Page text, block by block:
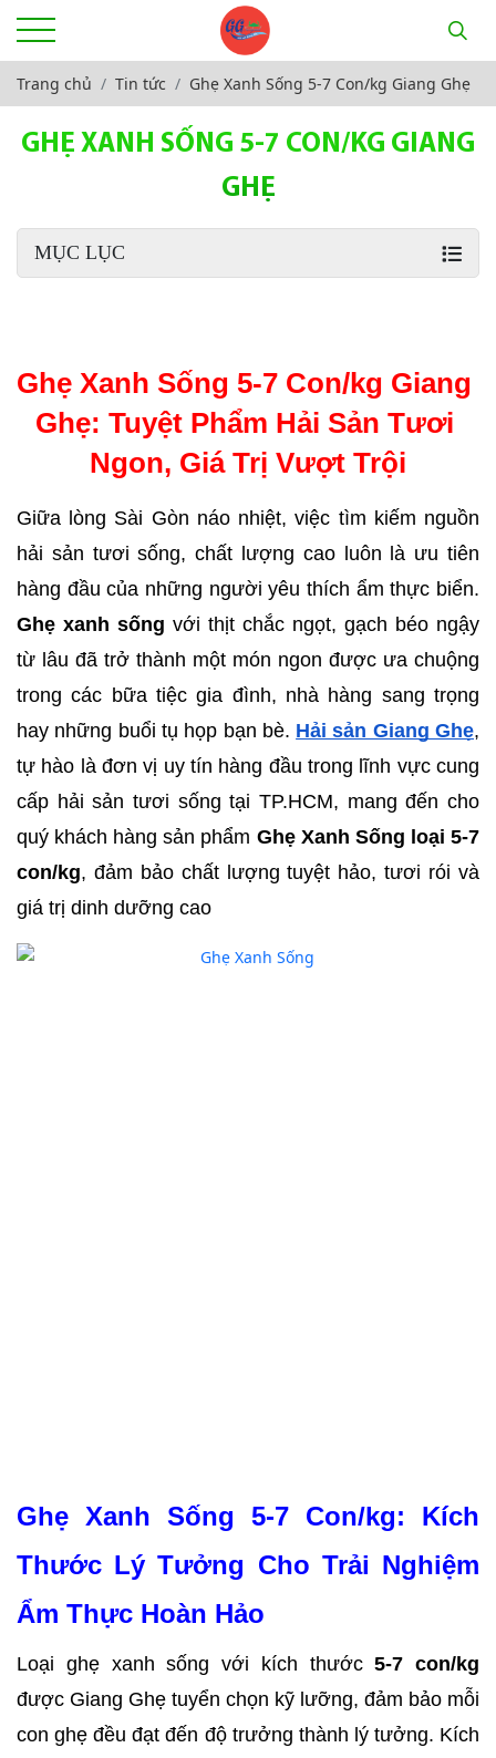
Trang chủ Tin tức Ghẹ Xanh Sống 5-7 Con/kg Giang Ghẹ
GHẸ XANH SỐNG 5-7 CON/KG GIANG
GHẸ
MỤC LỤC
Ghẹ Xanh Sống 5-7 Con/kg Giang
Ghẹ: Tuyệt Phẩm Hải Sản Tươi
Ngon, Giá Trị Vượt Trội
Giữa lòng Sài Gòn náo nhiệt, việc tìm kiếm nguồn
hải sản tươi sống, chất lượng cao luôn là ưu tiên
Ghẹ xanh sống với thịt chắc ngọt, gạch béo ngậy
từ lâu đã trở thành một món ngon được ưa chuộng
trong các bữa tiệc gia đình, nhà hàng sang trọng
hay những buổi tụ họp bạn bè. Hải sản Giang Ghẹ,
tự hào là đơn vị uy tín hàng đầu trong lĩnh vực cung
cấp hải sản tươi sống tại TP.HCM, mang đến cho
quý khách hàng sản phẩm Ghẹ Xanh Sống loại 5-7
con/kg, đảm bảo chất lượng tuyệt hảo, tươi rói và
giá trị dinh dưỡng cao
Ghẹ Xanh Sống 5-7 Con/kg: Kích
Thước Lý Tưởng Cho Trải Nghiệm
Ẩm Thực Hoàn Hảo
Loại ghẹ xanh sống với kích thước 5-7 con/kg
được Giang Ghẹ tuyển chọn kỹ lưỡng, đảm bảo mỗi
con ghẹ đều đạt đến độ trưởng thành lý tưởng. Kích